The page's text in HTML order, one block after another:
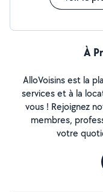
À
AlloVoisins est la
services et à la
vous ! Rejoignez
membres,
votre